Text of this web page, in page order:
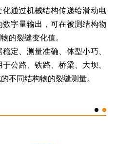
通过机械结构传递给滑动电
字量输出，可在被测结构物
的裂缝变化值。
定、测量准确、体型小巧、
公路、铁路、桥梁、大坝、
不同结构物的裂缝测量。